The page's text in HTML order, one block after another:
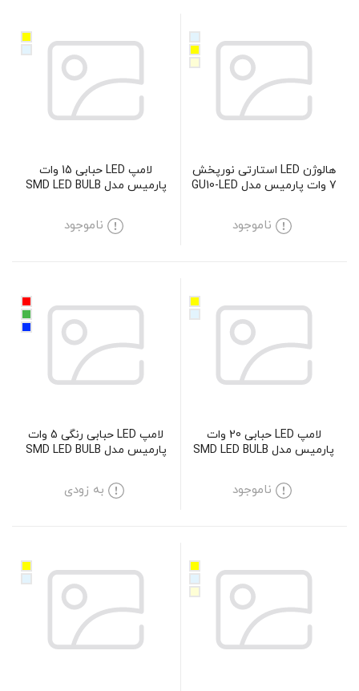
هالوژن LED استارتی نورپخش
7 وات پارمیس مدل GU10-LED
ناموجود
لامپ LED حبابی 15 وات
پارمیس مدل SMD LED BULB
ناموجود
لامپ LED حبابی 20 وات
پارمیس مدل SMD LED BULB
ناموجود
لامپ LED حبابی رنگی 5 وات
پارمیس مدل SMD LED BULB
به زودی